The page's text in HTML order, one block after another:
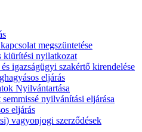
megszüntetése
kiürítési nyilatkozat
igazságügyi szakértő kirendelése
eljárás
Nyilvántartása
nyilvánítási eljárása
eljárás
vagyonjogi szerződések